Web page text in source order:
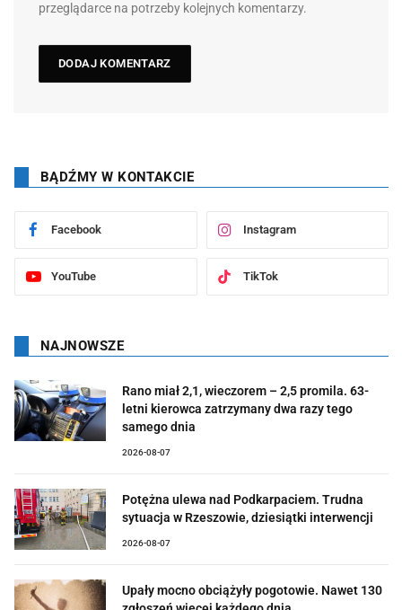
przeglądarce na potrzeby kolejnych komentarzy.
BĄDŹMY W KONTAKCIE
Facebook Instagram
YouTube TikTok
NAJNOWSZE
Rano miał 2,1, wieczorem – 2,5 promila. 63-
letni kierowca zatrzymany dwa razy tego
samego dnia
2026-08-07
Potężna ulewa nad Podkarpaciem. Trudna
sytuacja w Rzeszowie, dziesiątki interwencji
2026-08-07
Upały mocno obciążyły pogotowie. Nawet 130